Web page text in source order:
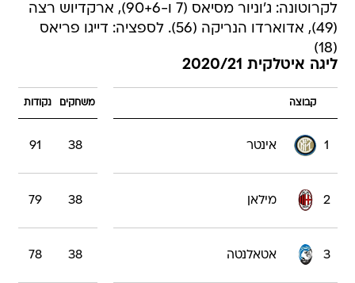
לקרוטונה: ג'וניור מסיאס (7 ו-90+6), ארקדיוש רצה
(49), אדוארדו הנריקה (56). לספציה: דייגו פריאס
(18)
ליגה איטלקית 2020/21
קבוצה משחקים נקודות
1 אינטר 38
91
2 מילאן 38
79
3 אטאלנטה 38
78